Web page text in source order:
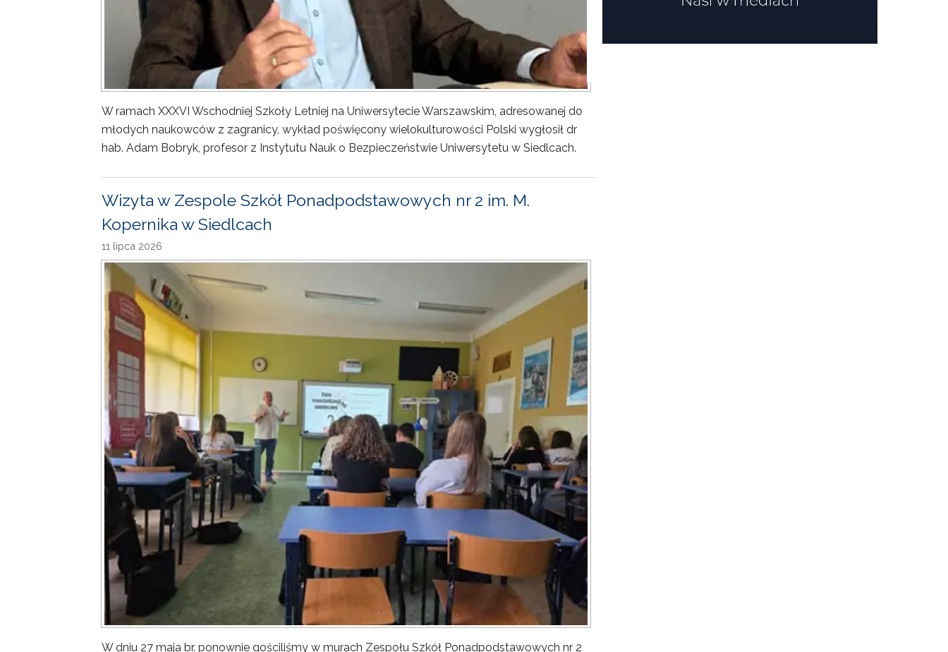
W ramach XXXVI Wschodniej Szkoły Letniej na Uniwersytecie Warszawskim, adresowanej do
młodych naukowców z zagranicy, wykład poświęcony wielokulturowości Polski wygłosił dr
hab. Adam Bobryk, profesor z Instytutu Nauk o Bezpieczeństwie Uniwersytetu w Siedlcach.
Wizyta w Zespole Szkół Ponadpodstawowych nr 2 im. M.
Kopernika w Siedlcach
11 lipca 2026
W dniu 27 maja br. ponownie gościliśmy w murach Zespołu Szkół Ponadpodstawowych nr 2